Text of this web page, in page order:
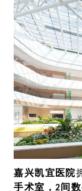
嘉兴凯宜医院
手术室，2间